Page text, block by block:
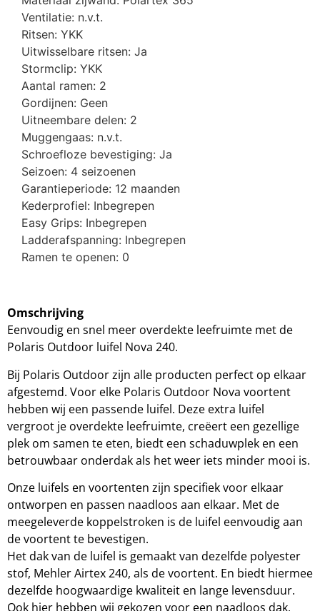
Ventilatie: n.v.t.
Ritsen: YKK
Uitwisselbare ritsen: Ja
Stormclip: YKK
Aantal ramen: 2
Gordijnen: Geen
Uitneembare delen: 2
Muggengaas: n.v.t.
Schroefloze bevestiging: Ja
Seizoen: 4 seizoenen
Garantieperiode: 12 maanden
Kederprofiel: Inbegrepen
Easy Grips: Inbegrepen
Ladderafspanning: Inbegrepen
Ramen te openen: 0
Omschrijving
Eenvoudig en snel meer overdekte leefruimte met de
Polaris Outdoor luifel Nova 240.
Bij Polaris Outdoor zijn alle producten perfect op elkaar
afgestemd. Voor elke Polaris Outdoor Nova voortent
hebben wij een passende luifel. Deze extra luifel
vergroot je overdekte leefruimte, creëert een gezellige
plek om samen te eten, biedt een schaduwplek en een
betrouwbaar onderdak als het weer iets minder mooi is.
Onze luifels en voortenten zijn specifiek voor elkaar
ontworpen en passen naadloos aan elkaar. Met de
meegeleverde koppelstroken is de luifel eenvoudig aan
de voortent te bevestigen.
Het dak van de luifel is gemaakt van dezelfde polyester
stof, Mehler Airtex 240, als de voortent. En biedt hiermee
dezelfde hoogwaardige kwaliteit en lange levensduur.
Ook hier hebben wij gekozen voor een naadloos dak,